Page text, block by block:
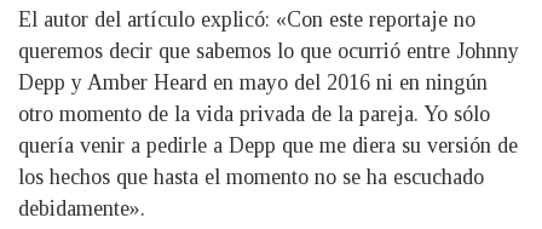
El autor del artículo explicó: «Con este reportaje no
queremos decir que sabemos lo que ocurrió entre Johnny
Depp y Amber Heard en mayo del 2016 ni en ningún
otro momento de la vida privada de la pareja. Yo sólo
quería venir a pedirle a Depp que me diera su versión de
los hechos que hasta el momento no se ha escuchado
debidamente».